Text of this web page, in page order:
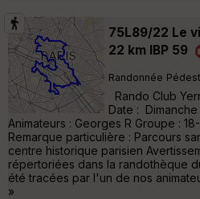
75L89/22 Le
22 km IBP 59
Randonnée
Rando Club
Date :
Animateurs : Georges R Groupe :
Remarque particulière : Parcours
centre historique parisien
répertoriées dans la randothèque
été tracées par l'un de nos
»